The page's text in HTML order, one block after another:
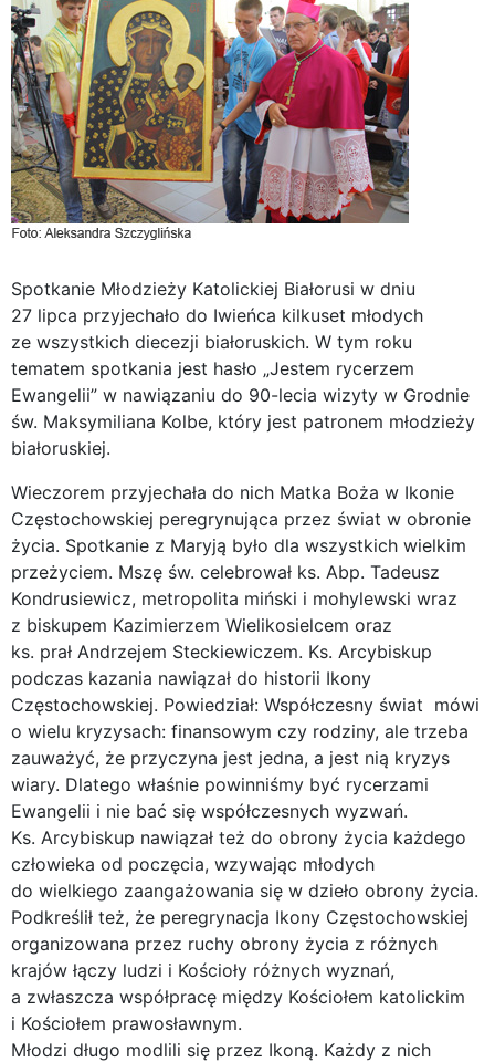
Spotkanie Młodzieży Katolickiej Białorusi w dniu
27 lipca przyjechało do Iwieńca kilkuset młodych
ze wszystkich diecezji białoruskich. W tym roku
tematem spotkania jest hasło „Jestem rycerzem
Ewangelii” w nawiązaniu do 90-lecia wizyty w Grodnie
św. Maksymiliana Kolbe, który jest patronem młodzieży
białoruskiej.
Wieczorem przyjechała do nich Matka Boża w Ikonie
Częstochowskiej peregrynująca przez świat w obronie
życia. Spotkanie z Maryją było dla wszystkich wielkim
przeżyciem. Mszę św. celebrował ks. Abp. Tadeusz
Kondrusiewicz, metropolita miński i mohylewski wraz
z biskupem Kazimierzem Wielikosielcem oraz
ks. prał Andrzejem Steckiewiczem. Ks. Arcybiskup
podczas kazania nawiązał do historii Ikony
Częstochowskiej. Powiedział: Współczesny świat mówi
o wielu kryzysach: finansowym czy rodziny, ale trzeba
zauważyć, że przyczyna jest jedna, a jest nią kryzys
wiary. Dlatego właśnie powinniśmy być rycerzami
Ewangelii i nie bać się współczesnych wyzwań.
Ks. Arcybiskup nawiązał też do obrony życia każdego
człowieka od poczęcia, wzywając młodych
do wielkiego zaangażowania się w dzieło obrony życia.
Podkreślił też, że peregrynacja Ikony Częstochowskiej
organizowana przez ruchy obrony życia z różnych
krajów łączy ludzi i Kościoły różnych wyznań,
a zwłaszcza współpracę między Kościołem katolickim
i Kościołem prawosławnym.
Młodzi długo modlili się przez Ikoną. Każdy z nich